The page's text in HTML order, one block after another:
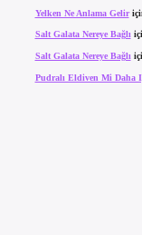
Yelken Ne Anlama Gelir
Salt Galata Nereye Bağlı
Salt Galata Nereye Bağlı
Pudralı Eldiven Mi Daha